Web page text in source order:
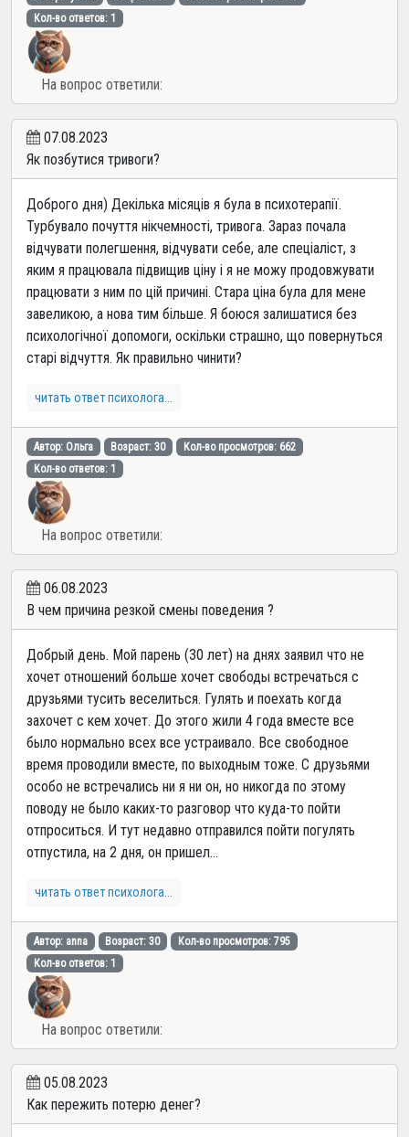
Кол-во ответов: 1
На вопрос ответили:
07.08.2023
Як позбутися тривоги?
Доброго дня) Декілька місяців я була в психотерапії.
Турбувало почуття нікчемності, тривога. Зараз почала
відчувати полегшення, відчувати себе, але спеціаліст, з
яким я працювала підвищив ціну і я не можу продовжувати
працювати з ним по цій причині. Стара ціна була для мене
завеликою, а нова тим більше. Я боюся залишатися без
психологічної допомоги, оскільки страшно, що повернуться
старі відчуття. Як правильно чинити?
читать ответ психолога...
Автор: Ольга Возраст: 30
Кол-во просмотров: 662
Кол-во ответов: 1
На вопрос ответили:
06.08.2023
В чем причина резкой смены поведения ?
Добрый день. Мой парень (30 лет) на днях заявил что не
хочет отношений больше хочет свободы встречаться с
друзьями тусить веселиться. Гулять и поехать когда
захочет с кем хочет. До этого жили 4 года вместе все
было нормально всех все устраивало. Все свободное
время проводили вместе, по выходным тоже. С друзьями
особо не встречались ни я ни он, но никогда по этому
поводу не было каких-то разговор что куда-то пойти
отпроситься. И тут недавно отправился пойти погулять
отпустила, на 2 дня, он пришел...
читать ответ психолога...
Автор: anna Возраст: 30
Кол-во просмотров: 795
Кол-во ответов: 1
На вопрос ответили:
05.08.2023
Как пережить потерю денег?